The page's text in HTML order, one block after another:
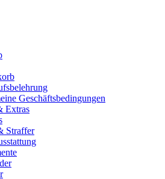
Geschäftsbedingungen
Extras
Straffer